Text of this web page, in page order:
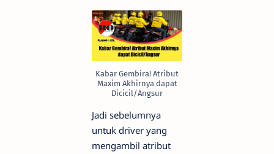
Kabar Gembira! Atribut
Maxim Akhirnya dapat
Dicicil/Angsur
Jadi sebelumnya
untuk driver yang
mengambil atribut